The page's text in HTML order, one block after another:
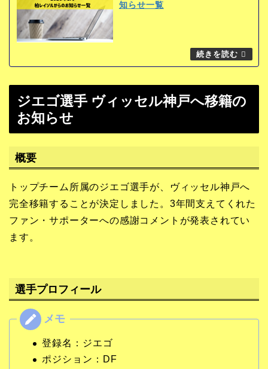
知らせ一覧
ジエゴ選手 ヴィッセル神戸へ移籍の
お知らせ
概要
トップチーム所属のジエゴ選手が、ヴィッセル神戸へ
完全移籍することが決定しました。3年間支えてくれた
ファン・サポーターへの感謝コメントが発表されてい
ます。
選手プロフィール
登録名：ジエゴ
ポジション：DF